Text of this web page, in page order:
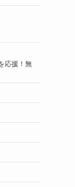
応援！無